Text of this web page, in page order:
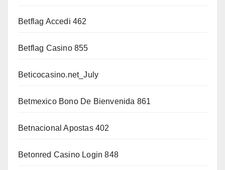
Betflag Accedi 462
Betflag Casino 855
Beticocasino.net_July
Betmexico Bono De Bienvenida 861
Betnacional Apostas 402
Betonred Casino Login 848